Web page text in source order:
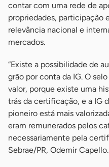
contar com uma rede de
propriedades, participação
relevância nacional e
mercados.
“Existe a possibilidade de
grão por conta da IG. O
valor, porque existe uma
trás da certificação, e a IG
pioneiro está mais
eram remunerados pelos
necessariamente pela
Sebrae/PR, Odemir Capello.